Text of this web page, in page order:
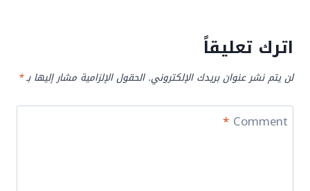
اترك تعليقاً
لن يتم نشر عنوان بريدك الإلكتروني. الحقول الإلزامية مشار إليها بـ*
Comment
*